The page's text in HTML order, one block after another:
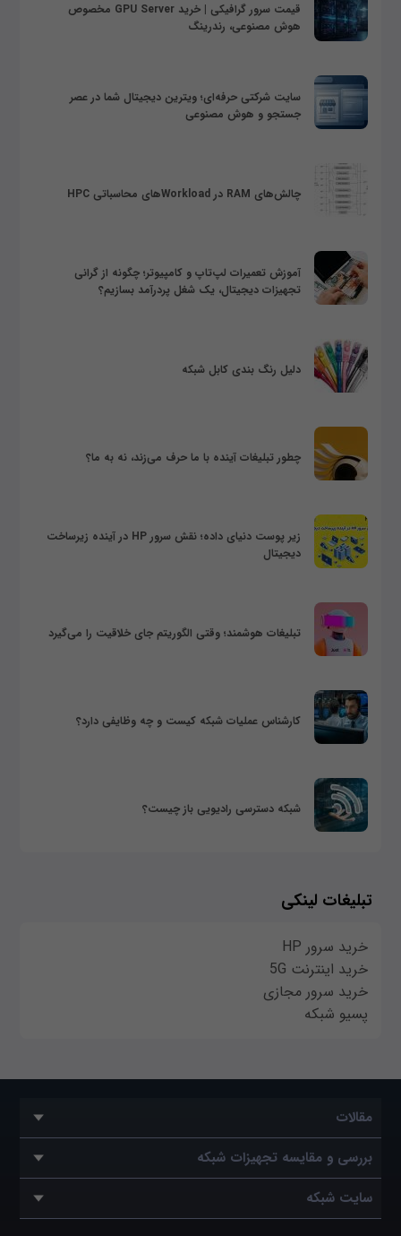
قیمت سرور گرافیکی | خرید GPU Server مخصوص
هوش مصنوعی، رندرینگ
سایت شرکتی حرفه‌ای؛ ویترین دیجیتال شما در عصر
جستجو و هوش مصنوعی
چالش‌های RAM در Workloadهای محاسباتی HPC
آموزش تعمیرات لپ‌تاپ و کامپیوتر؛ چگونه از گرانی
تجهیزات دیجیتال، یک شغل پردرآمد بسازیم؟
دلیل رنگ بندی کابل شبکه
چطور تبلیغات آینده با ما حرف می‌زند، نه به ما؟
زیر پوست دنیای داده؛ نقش سرور HP در آینده زیرساخت
دیجیتال
تبلیغات هوشمند؛ وقتی الگوریتم جای خلاقیت را می‌گیرد
کارشناس عملیات شبکه کیست و چه وظایفی دارد؟
شبکه دسترسی رادیویی باز چیست؟
تبلیغات لینکی
خرید سرور HP
خرید اینترنت 5G
خرید سرور مجازی
پسیو شبکه
مقالات
بررسی و مقایسه تجهیزات شبکه
سایت شبکه